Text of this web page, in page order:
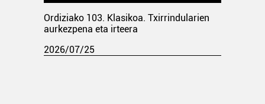
Ordiziako 103. Klasikoa. Txirrindularien
aurkezpena eta irteera
2026/07/25